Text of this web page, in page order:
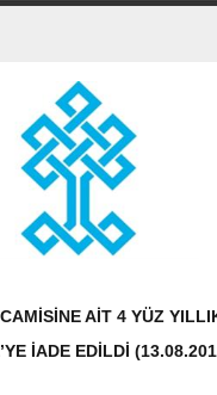
AİT 4 YÜZ
İADE EDİLDİ